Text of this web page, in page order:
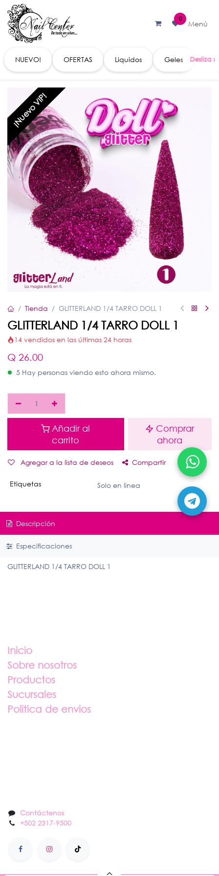
Ir al contenido
0
Menú
NUEVO! OFERTAS Liquidos Geles
¡Nuevo VIP!
Tienda GLITTERLAND 1/4 TARRO DOLL 1
GLITTERLAND 1/4 TARRO DOLL 1
14 vendidos en las últimas 24 horas
Q 26.00
5 Hay personas viendo esto ahora mismo.
Añadir al
carrito
Comprar
ahora
Agregar a la lista de deseos Compartir
Etiquetas Solo en linea
Descripción
Especificaciones
GLITTERLAND 1/4 TARRO DOLL 1
Inicio
Sobre nosotros
Productos
Sucursales
Politica de envios
Contáctenos
+502 2317-9500